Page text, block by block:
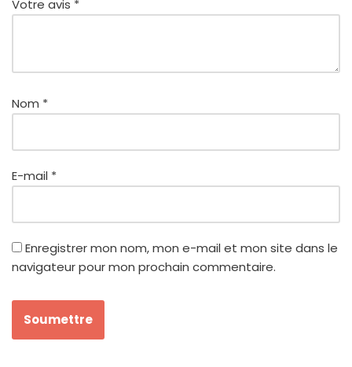
Votre avis *
Nom *
E-mail *
Enregistrer mon nom, mon e-mail et mon site dans le
navigateur pour mon prochain commentaire.